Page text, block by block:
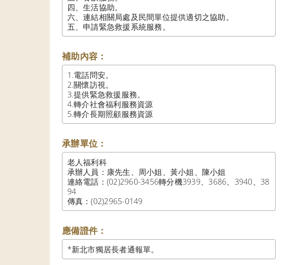
四、生活協助。
六、連結相關局處及民間單位提供適切之協助。
五、申請緊急救援系統服務。
補助內容：
1.電話問安。
2.關懷訪視。
3.提供緊急救援服務。
4.轉介社會福利服務資源
5.轉介長期照顧服務資源
承辦單位：
老人福利科
承辦人員：康先生、周小姐、黃小姐、陳小姐
連絡電話：(02)2960-3456轉分機3939、3686、3940、38
94
傳真：(02)2965-0149
應備證件：
*新北市獨居長者通報單。